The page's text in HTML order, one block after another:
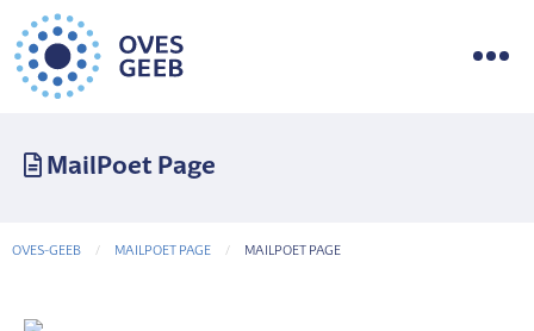
MailPoet Page
OVES-GEEB MAILPOET PAGE CURRENT-PAGE
MAILPOET PAGE